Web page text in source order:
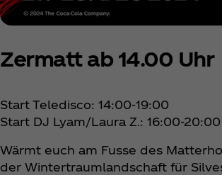
Zermatt ab 14.00 Uhr
Start Teledisco: 14:00-19:00
Start DJ Lyam/Laura Z.: 16:00-20:00
Wärmt euch am Fusse des
der Wintertraumlandschaft für